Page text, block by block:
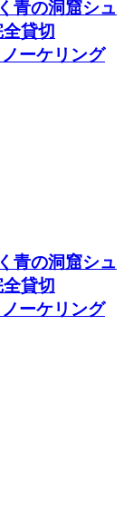
青の洞窟シュ
貸切
ーケリング
青の洞窟シュ
貸切
ーケリング